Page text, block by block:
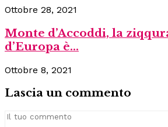
Ottobre 28, 2021
Monte d’Accoddi, la
d’Europa è...
Ottobre 8, 2021
Lascia un commento